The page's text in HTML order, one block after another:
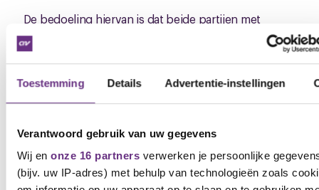
Toestemming Details Advertentie-instellingen
Verantwoord gebruik van uw gegevens
Wij en onze 16 partnersverwerken je persoonlijke
(bijv. uw IP-adres) met behulp van technologieën zoals
De bedoeling hiervan is dat beide partijen met
concrete voorstellen aan tafel zitten, zodat we
tijdens het volgende overleg grote stappen kunnen
maken in de onderhandelingen en verder kunnen
spreken over de inhoud van het sociaal plan.
van Lantor is het extra belangrijk om aangesloten te
zijn. Jij bent lid, dus jij snapt waarom dit zo